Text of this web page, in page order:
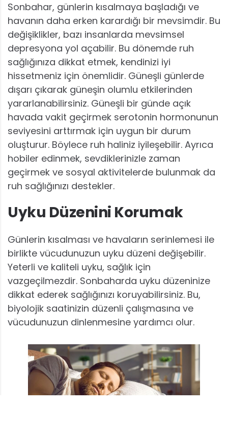
Sonbahar, günlerin kısalmaya başladığı ve
havanın daha erken karardığı bir mevsimdir. Bu
değişiklikler, bazı insanlarda mevsimsel
depresyona yol açabilir. Bu dönemde ruh
sağlığınıza dikkat etmek, kendinizi iyi
hissetmeniz için önemlidir. Güneşli günlerde
dışarı çıkarak güneşin olumlu etkilerinden
yararlanabilirsiniz. Güneşli bir günde açık
havada vakit geçirmek serotonin hormonunun
seviyesini arttırmak için uygun bir durum
oluşturur. Böylece ruh haliniz iyileşebilir. Ayrıca
hobiler edinmek, sevdiklerinizle zaman
geçirmek ve sosyal aktivitelerde bulunmak da
ruh sağlığınızı destekler.
Uyku Düzenini Korumak
Günlerin kısalması ve havaların serinlemesi ile
birlikte vücudunuzun uyku düzeni değişebilir.
Yeterli ve kaliteli uyku, sağlık için
vazgeçilmezdir. Sonbaharda uyku düzeninize
dikkat ederek sağlığınızı koruyabilirsiniz. Bu,
biyolojik saatinizin düzenli çalışmasına ve
vücudunuzun dinlenmesine yardımcı olur.